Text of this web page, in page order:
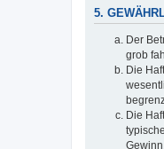
5.
Der
grob
Die
Die
Gewinn.